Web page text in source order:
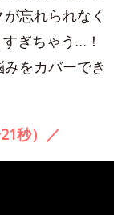
忘れられなく
ぎちゃう…！
をカバーでき
秒）／